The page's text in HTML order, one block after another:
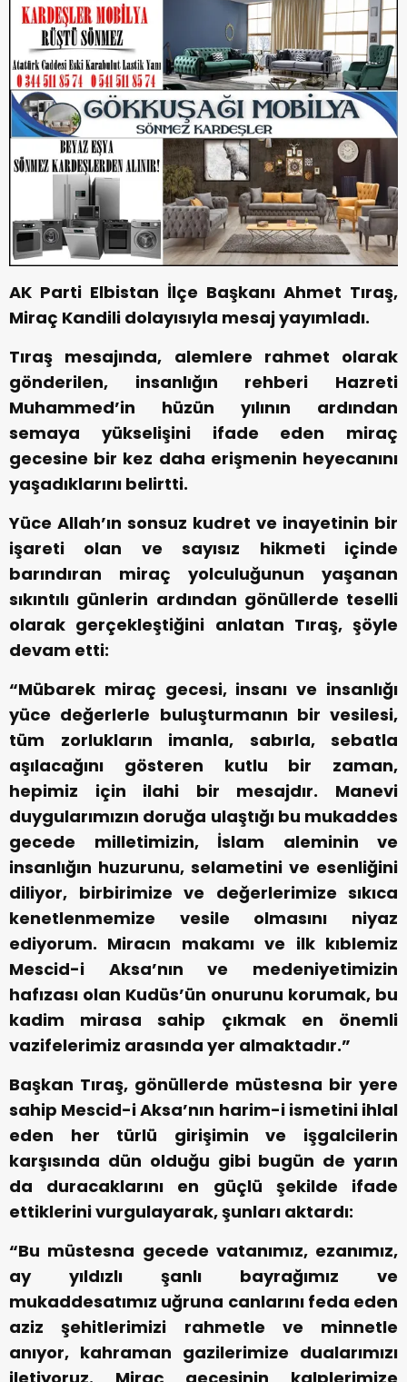
AK Parti Elbistan İlçe Başkanı Ahmet Tıraş,
Miraç Kandili dolayısıyla mesaj yayımladı.
Tıraş mesajında, alemlere rahmet olarak
gönderilen, insanlığın rehberi Hazreti
Muhammed’in hüzün yılının ardından
semaya yükselişini ifade eden miraç
gecesine bir kez daha erişmenin heyecanını
yaşadıklarını belirtti.
Yüce Allah’ın sonsuz kudret ve inayetinin bir
işareti olan ve sayısız hikmeti içinde
barındıran miraç yolculuğunun yaşanan
sıkıntılı günlerin ardından gönüllerde teselli
olarak gerçekleştiğini anlatan Tıraş, şöyle
devam etti:
“Mübarek miraç gecesi, insanı ve insanlığı
yüce değerlerle buluşturmanın bir vesilesi,
tüm zorlukların imanla, sabırla, sebatla
aşılacağını gösteren kutlu bir zaman,
hepimiz için ilahi bir mesajdır. Manevi
duygularımızın doruğa ulaştığı bu mukaddes
gecede milletimizin, İslam aleminin ve
insanlığın huzurunu, selametini ve esenliğini
diliyor, birbirimize ve değerlerimize sıkıca
kenetlenmemize vesile olmasını niyaz
ediyorum. Miracın makamı ve ilk kıblemiz
Mescid-i Aksa’nın ve medeniyetimizin
hafızası olan Kudüs’ün onurunu korumak, bu
kadim mirasa sahip çıkmak en önemli
vazifelerimiz arasında yer almaktadır.”
Başkan Tıraş, gönüllerde müstesna bir yere
sahip Mescid-i Aksa’nın harim-i ismetini ihlal
eden her türlü girişimin ve işgalcilerin
karşısında dün olduğu gibi bugün de yarın
da duracaklarını en güçlü şekilde ifade
ettiklerini vurgulayarak, şunları aktardı:
“Bu müstesna gecede vatanımız, ezanımız,
ay yıldızlı şanlı bayrağımız ve
mukaddesatımız uğruna canlarını feda eden
aziz şehitlerimizi rahmetle ve minnetle
anıyor, kahraman gazilerimize dualarımızı